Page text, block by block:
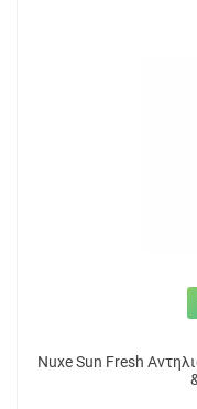
Nuxe Sun Fresh